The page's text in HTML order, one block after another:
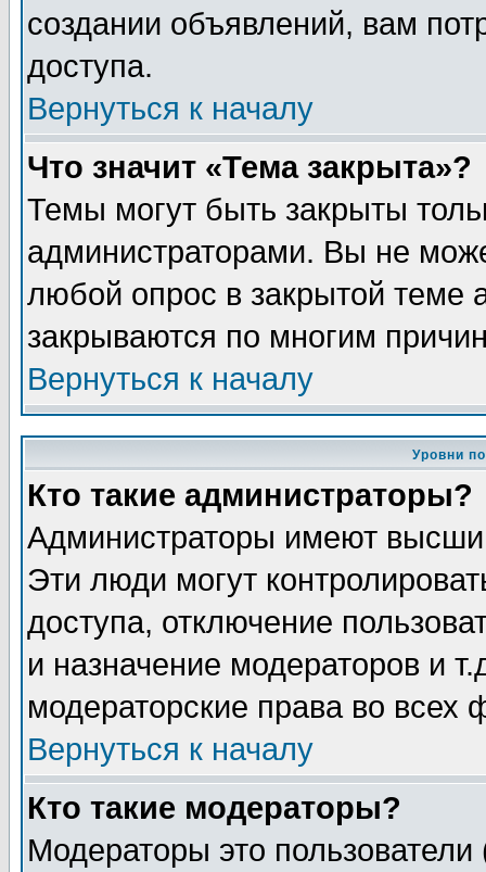
создании объявлений, вам
доступа.
Вернуться к началу
Что значит «Тема закрыта»?
Темы могут быть закрыты
администраторами. Вы не
любой опрос в закрытой теме
закрываются по многим
Вернуться к началу
Уровни
Кто такие администраторы?
Администраторы имеют
Эти люди могут
доступа, отключение
и назначение модераторов и
модераторские права во всех
Вернуться к началу
Кто такие модераторы?
Модераторы это